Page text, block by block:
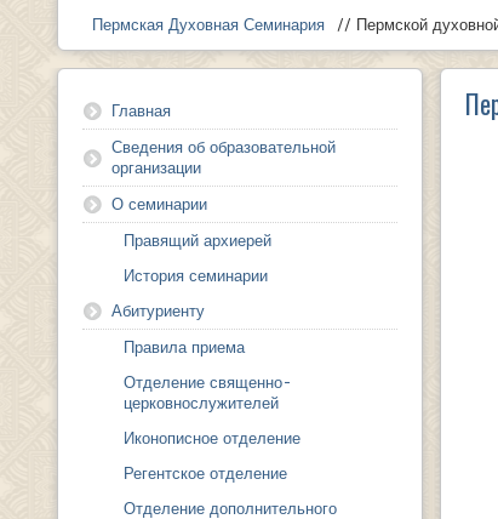
Пермская Духовная Семинария // Пермской
Главная
Сведения об образовательной
организации
О семинарии
Правящий архиерей
История семинарии
Абитуриенту
Правила приема
Отделение священно-
церковнослужителей
Иконописное отделение
Регентское отделение
Отделение дополнительного